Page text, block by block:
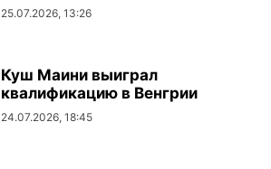
25.07.2026, 13:26
Куш Маини выиграл
квалификацию в Венгрии
24.07.2026, 18:45